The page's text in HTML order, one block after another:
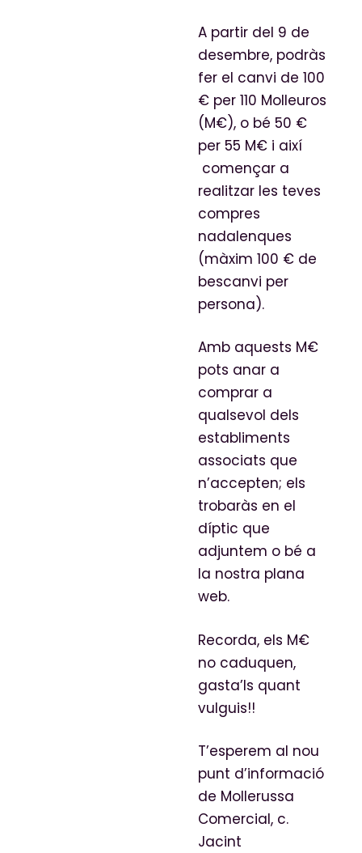
A partir del 9 de
desembre, podràs
fer el canvi de 100
€ per 110 Molleuros
(M€), o bé 50 €
per 55 M€ i així
començar a
realitzar les teves
compres
nadalenques
(màxim 100 € de
bescanvi per
persona).
Amb aquests M€
pots anar a
comprar a
qualsevol dels
establiments
associats que
n’accepten; els
trobaràs en el
díptic que
adjuntem o bé a
la nostra plana
web.
Recorda, els M€
no caduquen,
gasta’ls quant
vulguis!!
T’esperem al nou
punt d’informació
de Mollerussa
Comercial, c.
Jacint